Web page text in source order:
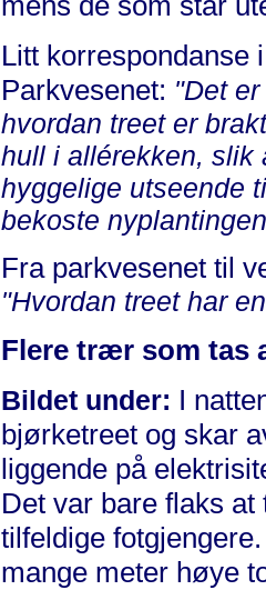
Litt korrespondanse
Parkvesenet: "Det
hvordan treet er
hull i allérekken, slik
hyggelige utseende
bekoste
Fra parkvesenet til
"Hvordan treet har
Flere trær som tas
Bildet under: I
bjørketreet og skar
liggende på
Det var bare flaks
tilfeldige
mange meter høye